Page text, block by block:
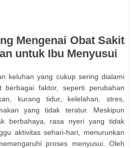
Mengenai Obat Sakit
untuk Ibu Menyusui
keluhan yang cukup sering dialami
faktor, seperti perubahan
kurang tidur, kelelahan, stres,
yang tidak teratur. Meskipun
berbahaya, rasa nyeri yang tidak
aktivitas sehari-hari, menurunkan
proses menyusui. Oleh